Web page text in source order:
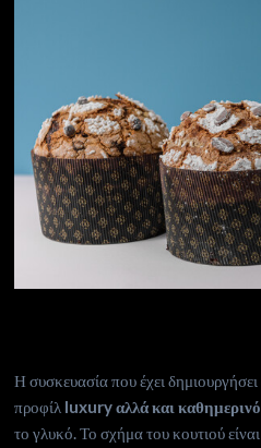
Η συσκευασία που έχει
προφίλ luxury αλλά και καθημερινό
το γλυκό. Το σχήμα του κουτιού